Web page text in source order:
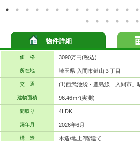
物件詳細
価 格 3090万円(税込)
所在地 埼玉県 入間市鍵山３丁目
交 通 (1)西武池袋・豊島線「入間市」
建物面積 96.46ｍ²(実測)
間取り 4LDK
築年月 2026年6月
構 造 木造/地上2階建て